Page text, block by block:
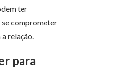
ter
comprometer
relação.
para